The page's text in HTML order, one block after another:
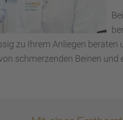
zu Ihrem Anlie­gen beraten
schmer­zen­den Beinen